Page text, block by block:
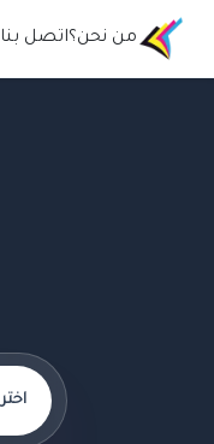
من نحن؟اتصل بنا